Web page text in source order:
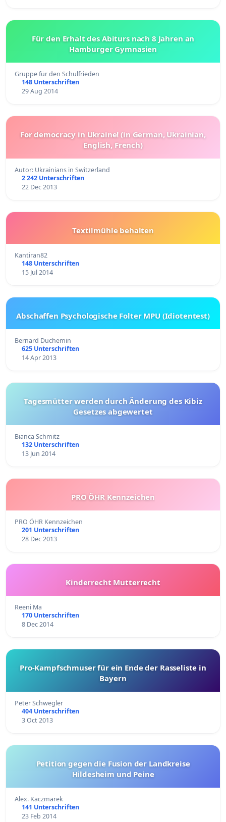
Für den Erhalt des Abiturs nach 8 Jahren an
Hamburger Gymnasien
Gruppe für den Schulfrieden
148 Unterschriften
29 Aug 2014
For democracy in Ukraine! (in German, Ukrainian,
English, French)
Autor: Ukrainians in Switzerland
2 242 Unterschriften
22 Dec 2013
Textilmühle behalten
Kantiran82
148 Unterschriften
15 Jul 2014
Abschaffen Psychologische Folter MPU (Idiotentest)
Bernard Duchemin
625 Unterschriften
14 Apr 2013
Tagesmütter werden durch Änderung des Kibiz
Gesetzes abgewertet
Bianca Schmitz
132 Unterschriften
13 Jun 2014
PRO ÖHR Kennzeichen
PRO ÖHR Kennzeichen
201 Unterschriften
28 Dec 2013
Kinderrecht Mutterrecht
Reeni Ma
170 Unterschriften
8 Dec 2014
Pro-Kampfschmuser für ein Ende der Rasseliste in
Bayern
Peter Schwegler
404 Unterschriften
3 Oct 2013
Petition gegen die Fusion der Landkreise
Hildesheim und Peine
Alex. Kaczmarek
141 Unterschriften
23 Feb 2014